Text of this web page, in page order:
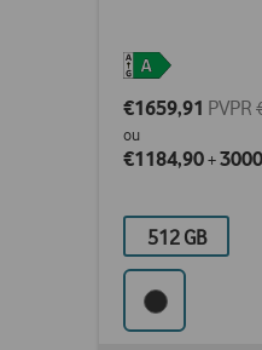
€1659,91 PVPR
ou
€1184,90+3000
512 GB